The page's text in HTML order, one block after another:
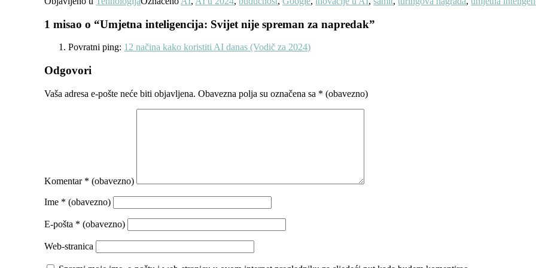
1 misao o “Umjetna inteligencija: Svijet nije spreman za napredak”
Povratni ping: 12 načina kako koristiti AI danas (Vodič za 2024)
Odgovori
Vaša adresa e-pošte neće biti objavljena. Obavezna polja su označena sa * (obavezno)
Komentar * (obavezno)
Ime * (obavezno)
E-pošta * (obavezno)
Web-stranica